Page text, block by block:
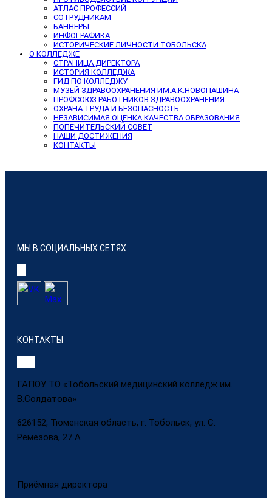
АТЛАС ПРОФЕССИЙ
СОТРУДНИКАМ
БАННЕРЫ
ИНФОГРАФИКА
ИСТОРИЧЕСКИЕ ЛИЧНОСТИ ТОБОЛЬСКА
О КОЛЛЕДЖЕ
СТРАНИЦА ДИРЕКТОРА
ИСТОРИЯ КОЛЛЕДЖА
ГИД ПО КОЛЛЕДЖУ
МУЗЕЙ ЗДРАВООХРАНЕНИЯ ИМ.А.К.НОВОПАШИНА
ПРОФСОЮЗ РАБОТНИКОВ ЗДРАВООХРАНЕНИЯ
ОХРАНА ТРУДА И БЕЗОПАСНОСТЬ
НЕЗАВИСИМАЯ ОЦЕНКА КАЧЕСТВА ОБРАЗОВАНИЯ
ПОПЕЧИТЕЛЬСКИЙ СОВЕТ
НАШИ ДОСТИЖЕНИЯ
КОНТАКТЫ
МЫ В СОЦИАЛЬНЫХ СЕТЯХ
КОНТАКТЫ
ГАПОУ ТО «Тобольский медицинский колледж им.
В.Солдатова»
626152, Тюменская область, г. Тобольск, ул. С.
Ремезова, 27 А
Приёмная директора